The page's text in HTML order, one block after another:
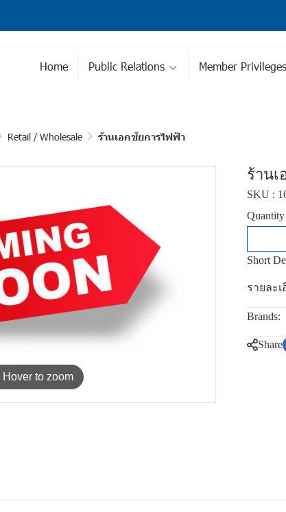
Home Public Relations Member Privileges
Retail / Wholesale ร้านเอกชัยการไฟฟ้า
Hover to zoom
ร้าน
SKU :
Quantity
Short
รายละ
Brands:
Share